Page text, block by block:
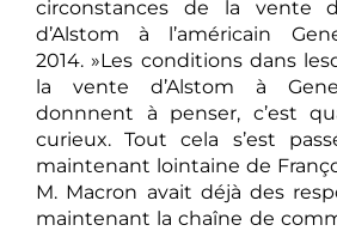
circonstances de la vente
d’Alstom à l’américain
2014. »Les conditions dans
la vente d’Alstom à
donnnent à penser, c’est
curieux. Tout cela s’est
maintenant lointaine de
M. Macron avait déjà des
maintenant la chaîne de